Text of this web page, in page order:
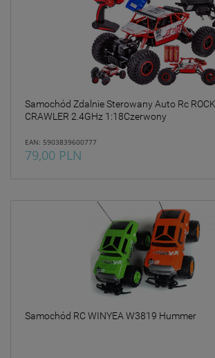
Samochód Zdalnie Sterowany Auto Rc ROCK
CRAWLER 2.4GHz 1:18Czerwony
EAN: 5903839600777
79,00 PLN
Samochód RC WINYEA W3819 Hummer